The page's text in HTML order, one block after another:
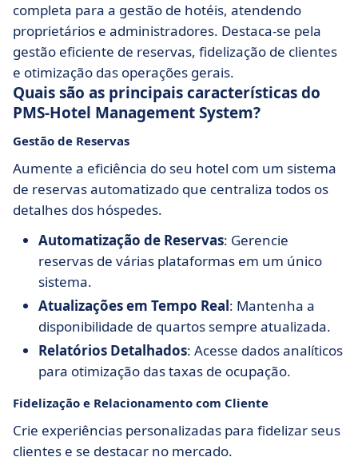
completa para a gestão de hotéis, atendendo
proprietários e administradores. Destaca-se pela
gestão eficiente de reservas, fidelização de clientes
e otimização das operações gerais.
Quais são as principais características do
PMS-Hotel Management System?
Gestão de Reservas
Aumente a eficiência do seu hotel com um sistema
de reservas automatizado que centraliza todos os
detalhes dos hóspedes.
Automatização de Reservas: Gerencie
reservas de várias plataformas em um único
sistema.
Atualizações em Tempo Real: Mantenha a
disponibilidade de quartos sempre atualizada.
Relatórios Detalhados: Acesse dados analíticos
para otimização das taxas de ocupação.
Fidelização e Relacionamento com Cliente
Crie experiências personalizadas para fidelizar seus
clientes e se destacar no mercado.